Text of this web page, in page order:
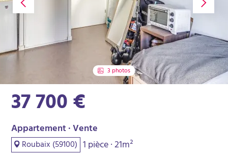
3 photos
Appartement · Vente
Roubaix (59100) 1 pièce · 21m²
37 700 €